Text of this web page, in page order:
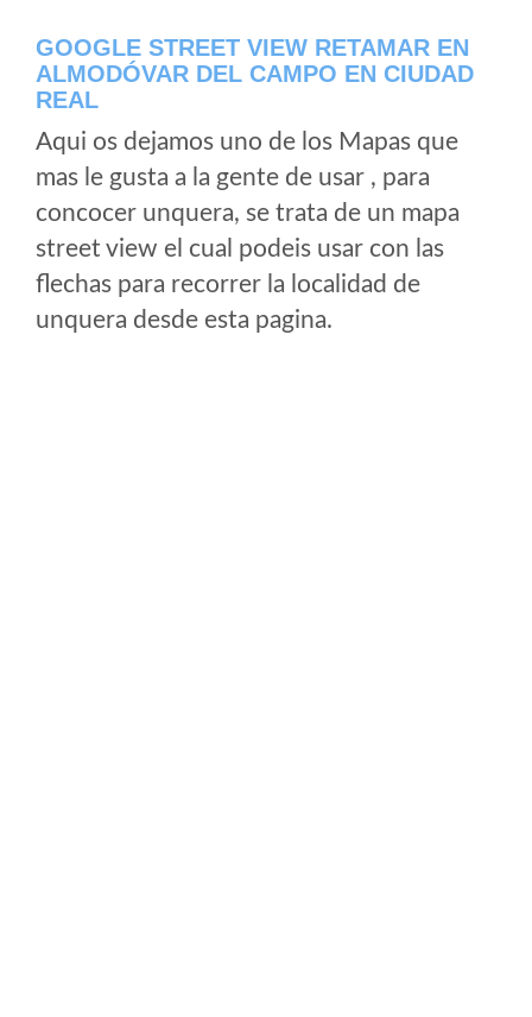
GOOGLE STREET VIEW RETAMAR EN
ALMODÓVAR DEL CAMPO EN CIUDAD
REAL
Aqui os dejamos uno de los Mapas que
mas le gusta a la gente de usar , para
concocer unquera, se trata de un mapa
street view el cual podeis usar con las
flechas para recorrer la localidad de
unquera desde esta pagina.